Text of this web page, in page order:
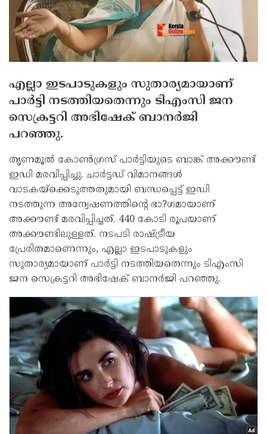
എല്ലാ ഇടപാടുകളും സുതാര്യമായാണ്
പാര്‍ട്ടി നടത്തിയതെന്നും ടിഎംസി ജന
സെക്രട്ടറി അഭിഷേക് ബാനര്‍ജി
പറഞ്ഞു.
തൃണമൂല്‍ കോണ്‍ഗ്രസ് പാര്‍ട്ടിയുടെ ബാങ്ക് അക്കൗണ്ട്
ഇഡി മരവിപ്പിച്ചു. ചാര്‍ട്ടഡ് വിമാനങ്ങള്‍
വാടകയ്‌ക്കെടുത്തതുമായി ബന്ധപ്പെട്ട് ഇഡി
നടത്തുന്ന അന്വേഷണത്തിന്റെ ഭാ?ഗമായാണ്
അക്കൗണ്ട് മരവിപ്പിച്ചത്. 440 കോടി രൂപയാണ്
അക്കൗണ്ടിലുള്ളത്. നടപടി രാഷ്ട്രീയ
പ്രേരിതമാണെന്നും, എല്ലാ ഇടപാടുകളും
സുതാര്യമായാണ് പാര്‍ട്ടി നടത്തിയതെന്നും ടിഎംസി
ജന സെക്രട്ടറി അഭിഷേക് ബാനര്‍ജി പറഞ്ഞു.